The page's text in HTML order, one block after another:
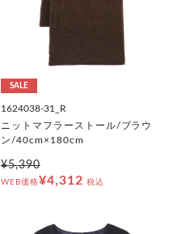
SALE
1624038-31_R
ニットマフラーストール/ブラウ
ン/40cm×180cm
¥5,390
WEB価格¥4,312 税込